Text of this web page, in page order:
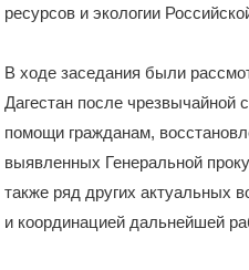
ресурсов и экологии
В ходе заседания были
Дагестан после чрезвычайной
помощи гражданам,
выявленных Генеральной
также ряд других актуальных
и координацией дальнейшей